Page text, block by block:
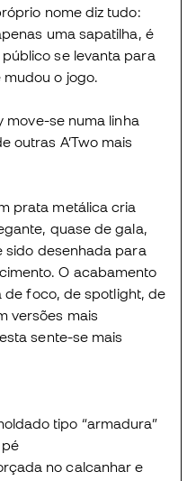
nome diz tudo:
uma sapatilha, é
se levanta para
o jogo.
move-se numa linha
outras A’Two mais
prata metálica cria
quase de gala,
sido desenhada para
O acabamento
de foco, de spotlight, de
versões mais
sente-se mais
tipo “armadura”
no calcanhar e